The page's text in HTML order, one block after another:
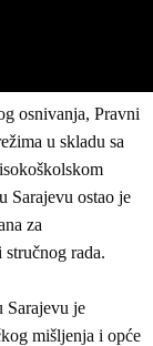
osnivanja, Pravni
u skladu sa
Sarajevu ostao je
za
rada.
Sarajevu je
mišljenja i opće